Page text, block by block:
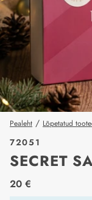
Pealeht / Lõpetatud
72051
SECRET
price_label
20 €